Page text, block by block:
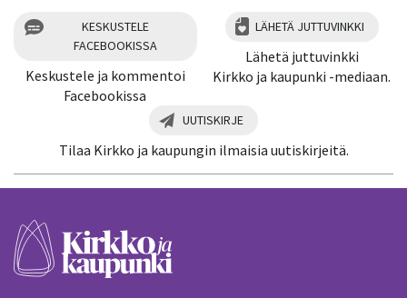
KESKUSTELE
FACEBOOKISSA
Keskustele ja kommentoi
Facebookissa
LÄHETÄ JUTTUVINKKI
Lähetä juttuvinkki
Kirkko ja kaupunki -mediaan.
UUTISKIRJE
Tilaa Kirkko ja kaupungin ilmaisia uutiskirjeitä.